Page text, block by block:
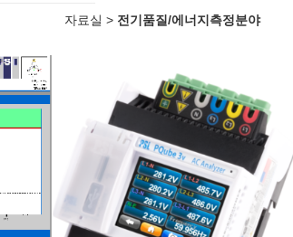
자료실 > 전기품질/에너지측정분야